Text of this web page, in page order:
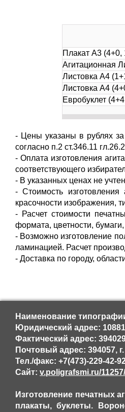
Плакат А3 (4+0,
Агитационная
Листовка А4
Листовка А4
Евробуклет
- Цены указаны в рублях
согласно п.2 ст.346.11
- Оплата изготовления
соответствующего
- В указанных ценах не
- Стоимость
красочности изображения,
- Расчет стоимости
формата, цветности, бумаги,
- Возможно изготовление
ламинацией. Расчет
- Доставка по городу,
Наименование
Юридический адрес:
Фактический адрес:
Почтовый адрес: 394057,
Тел./факс: +7(473)-229-42-
Сайт: v.poligrafsmi.ru/
Изготовление печатных
плакаты, буклеты.